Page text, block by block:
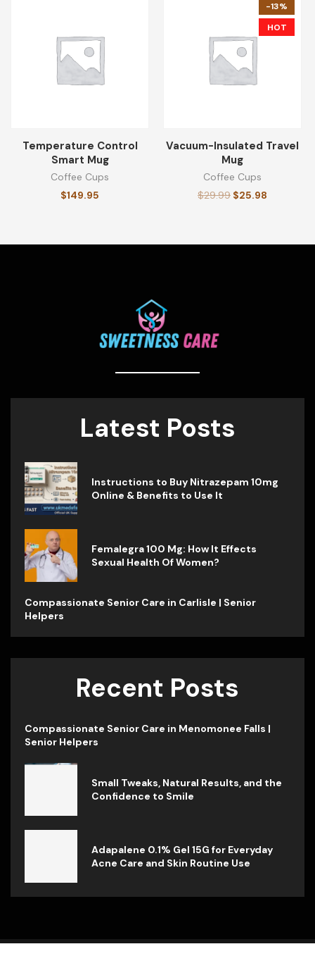
Temperature Control
Smart Mug
Coffee Cups
$149.95
-13%
HOT
Vacuum-Insulated Travel
Mug
Coffee Cups
$29.99 $25.98
Latest Posts
Instructions to Buy Nitrazepam 10mg
Online & Benefits to Use It
Femalegra 100 Mg: How It Effects
Sexual Health Of Women?
Compassionate Senior Care in Carlisle | Senior
Helpers
Recent Posts
Compassionate Senior Care in Menomonee Falls |
Senior Helpers
Small Tweaks, Natural Results, and the
Confidence to Smile
Adapalene 0.1% Gel 15G for Everyday
Acne Care and Skin Routine Use